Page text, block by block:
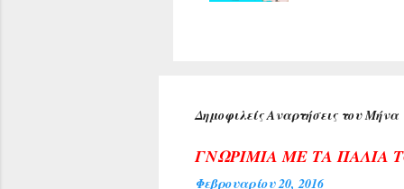
του, οι
για
Δημοφιλείς Αναρτήσεις του Μήνα
ΓΝΩΡΙΜΙΑ ΜΕ ΤΑ ΠΑΛΙΑ
Φεβρουαρίου 20, 2016